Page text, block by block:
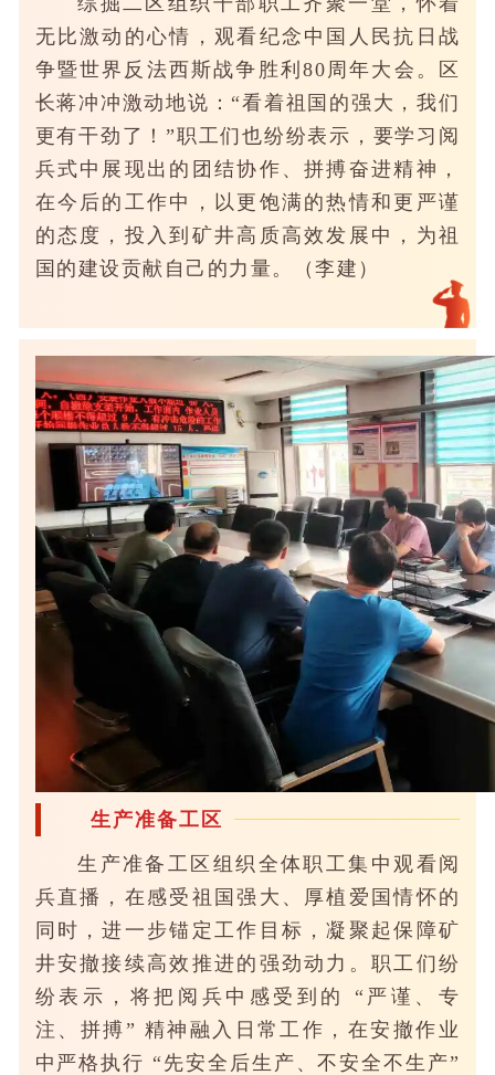
无比激动的心情，观看纪念中国人民抗日战
争暨世界反法西斯战争胜利80周年大会。区
长蒋冲冲激动地说：“看着祖国的强大，我们
更有干劲了！”职工们也纷纷表示，要学习阅
兵式中展现出的团结协作、拼搏奋进精神，
在今后的工作中，以更饱满的热情和更严谨
的态度，投入到矿井高质高效发展中，为祖
国的建设贡献自己的力量。（李建）
生产准备工区
生产准备工区组织全体职工集中观看阅
兵直播，在感受祖国强大、厚植爱国情怀的
同时，进一步锚定工作目标，凝聚起保障矿
井安撤接续高效推进的强劲动力。职工们纷
纷表示，将把阅兵中感受到的 “严谨、专
注、拼搏” 精神融入日常工作，在安撤作业
中严格执行 “先安全后生产、不安全不生产”